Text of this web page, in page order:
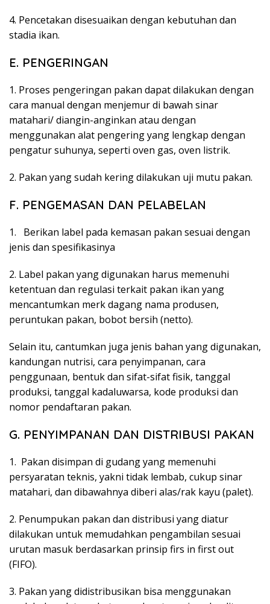
4. Pencetakan disesuaikan dengan kebutuhan dan
stadia ikan.
E. PENGERINGAN
1. Proses pengeringan pakan dapat dilakukan dengan
cara manual dengan menjemur di bawah sinar
matahari/ diangin-anginkan atau dengan
menggunakan alat pengering yang lengkap dengan
pengatur suhunya, seperti oven gas, oven listrik.
2. Pakan yang sudah kering dilakukan uji mutu pakan.
F. PENGEMASAN DAN PELABELAN
1. Berikan label pada kemasan pakan sesuai dengan
jenis dan spesifikasinya
2. Label pakan yang digunakan harus memenuhi
ketentuan dan regulasi terkait pakan ikan yang
mencantumkan merk dagang nama produsen,
peruntukan pakan, bobot bersih (netto).
Selain itu, cantumkan juga jenis bahan yang digunakan,
kandungan nutrisi, cara penyimpanan, cara
penggunaan, bentuk dan sifat-sifat fisik, tanggal
produksi, tanggal kadaluwarsa, kode produksi dan
nomor pendaftaran pakan.
G. PENYIMPANAN DAN DISTRIBUSI PAKAN
1. Pakan disimpan di gudang yang memenuhi
persyaratan teknis, yakni tidak lembab, cukup sinar
matahari, dan dibawahnya diberi alas/rak kayu (palet).
2. Penumpukan pakan dan distribusi yang diatur
dilakukan untuk memudahkan pengambilan sesuai
urutan masuk berdasarkan prinsip firs in first out
(FIFO).
3. Pakan yang didistribusikan bisa menggunakan